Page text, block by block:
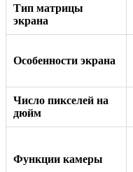
Тип матрицы
экрана
Особенности экрана
Число пикселей на
дюйм
Функции камеры